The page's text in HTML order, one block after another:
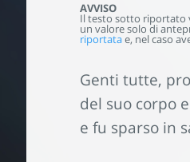
AVVISO
Il testo sotto riportato
un valore solo di
riportatae, nel caso
Genti tutte,
del suo corpo
e fu sparso in